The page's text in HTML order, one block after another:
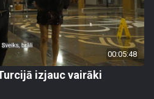
00:05:48
izjauc vairāki